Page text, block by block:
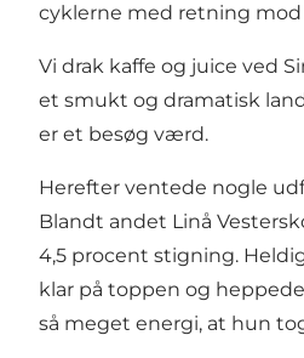
cyklerne med retning mod
Vi drak kaffe og juice ved
et smukt og dramatisk
er et besøg værd.
Herefter ventede nogle
Blandt andet Linå
4,5 procent stigning.
klar på toppen og
så meget energi, at hun